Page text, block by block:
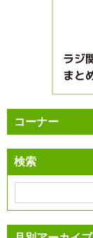
コーナー
検索